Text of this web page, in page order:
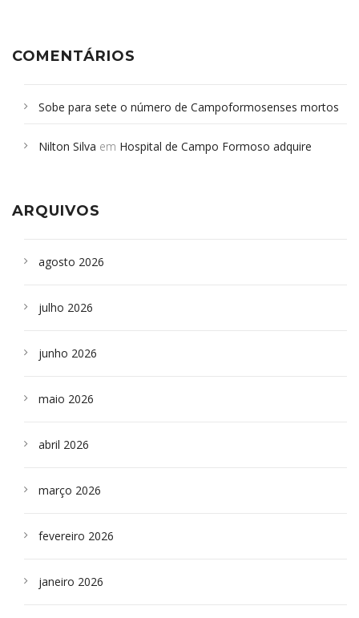
COMENTÁRIOS
Sobe para sete o número de Campoformosenses mortos
Campoformosenses que morreram em desabamentos são
Nilton Silva em Hospital de Campo Formoso adquire
ARQUIVOS
agosto 2026
julho 2026
junho 2026
maio 2026
abril 2026
março 2026
fevereiro 2026
janeiro 2026